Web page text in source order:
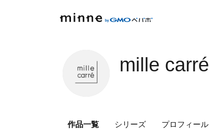
mille carré
作品一覧 シリーズ プロフィール